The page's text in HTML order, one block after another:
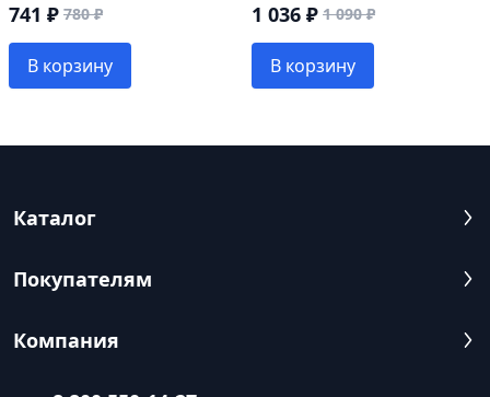
741 ₽ 780 ₽
В корзину
1 036 ₽ 1 090 ₽
В корзину
Каталог
Покупателям
Компания